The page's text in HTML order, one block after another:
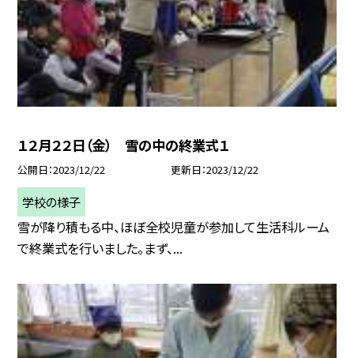
１２月２２日（金） 雪の中の終業式１
公開日 2023/12/22 更新日 2023/12/22
学校の様子
雪が降り積もる中、ほぼ全校児童が参加して生活科ルーム
で終業式を行いました。まず、...